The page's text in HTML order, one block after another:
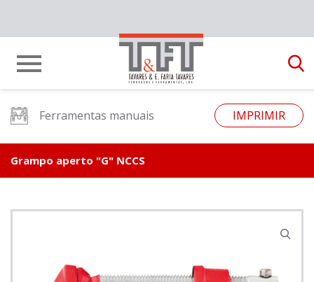
Ferramentas manuais IMPRIMIR
Grampo aperto "G" NCCS